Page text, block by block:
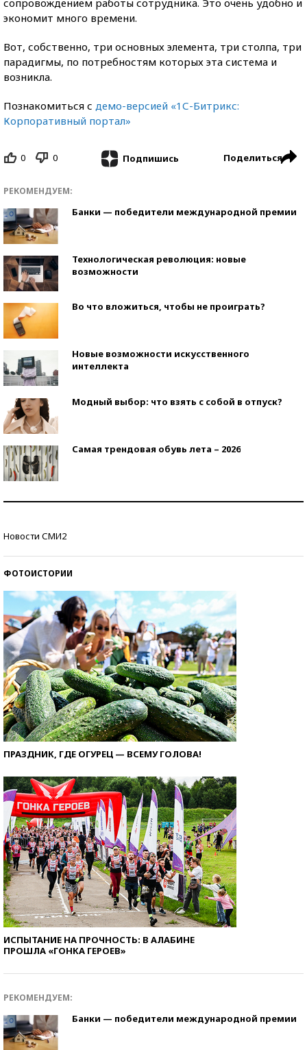
сопровождением работы сотрудника. Это очень удобно и
экономит много времени.
Вот, собственно, три основных элемента, три столпа, три
парадигмы, по потребностям которых эта система и
возникла.
Познакомиться с демо-версией «1С-Битрикс:
Корпоративный портал»
0 0 Подпишись Поделиться
РЕКОМЕНДУЕМ:
Банки — победители международной премии
Технологическая революция: новые
возможности
Во что вложиться, чтобы не проиграть?
Новые возможности искусственного
интеллекта
Модный выбор: что взять с собой в отпуск?
Самая трендовая обувь лета – 2026
Новости СМИ2
ФОТОИСТОРИИ
ПРАЗДНИК, ГДЕ ОГУРЕЦ — ВСЕМУ ГОЛОВА!
ИСПЫТАНИЕ НА ПРОЧНОСТЬ: В АЛАБИНЕ
ПРОШЛА «ГОНКА ГЕРОЕВ»
РЕКОМЕНДУЕМ:
Банки — победители международной премии